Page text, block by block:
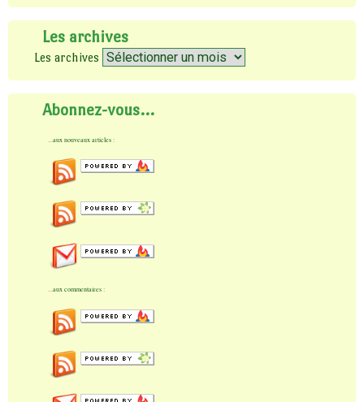
Les archives
Les archives
Abonnez-vous…
...aux nouveaux articles :
...aux commentaires :